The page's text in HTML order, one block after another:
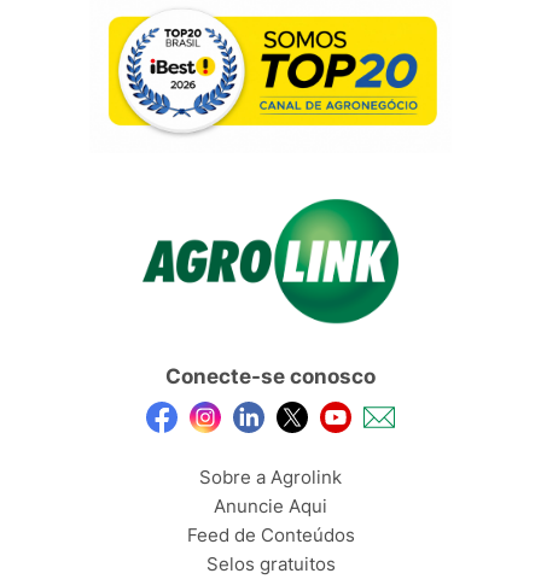
Conecte-se conosco
Sobre a Agrolink
Anuncie Aqui
Feed de Conteúdos
Selos gratuitos